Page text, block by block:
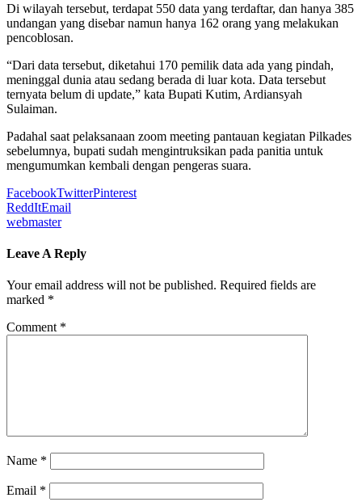
Di wilayah tersebut, terdapat 550 data yang terdaftar, dan hanya 385
undangan yang disebar namun hanya 162 orang yang melakukan
pencoblosan.
“Dari data tersebut, diketahui 170 pemilik data ada yang pindah,
meninggal dunia atau sedang berada di luar kota. Data tersebut
ternyata belum di update,” kata Bupati Kutim, Ardiansyah
Sulaiman.
Padahal saat pelaksanaan zoom meeting pantauan kegiatan Pilkades
sebelumnya, bupati sudah mengintruksikan pada panitia untuk
mengumumkan kembali dengan pengeras suara.
FacebookTwitterPinterest
ReddItEmail
webmaster
Leave A Reply
Your email address will not be published. Required fields are
marked *
Comment *
Name *
Email *